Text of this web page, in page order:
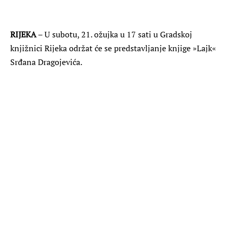
RIJEKA– U subotu, 21. ožujka u 17 sati u Gradskoj
knjižnici Rijeka održat će se predstavljanje knjige »Lajk«
Srđana Dragojevića.